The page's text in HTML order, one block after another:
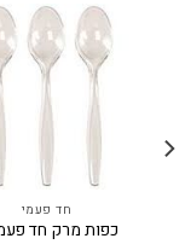
חד פעמי
כפות מרק חד